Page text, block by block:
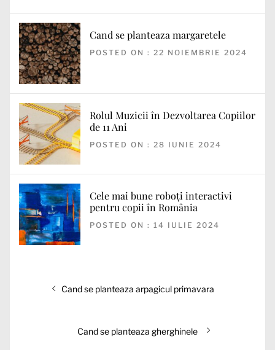
Cand se planteaza margaretele
POSTED ON : 22 NOIEMBRIE 2024
Rolul Muzicii în Dezvoltarea Copiilor
de 11 Ani
POSTED ON : 28 IUNIE 2024
Cele mai bune roboți interactivi
pentru copii în România
POSTED ON : 14 IULIE 2024
Articolul
Cand se planteaza arpagicul primavara
Articolul
Cand se planteaza gherghinele